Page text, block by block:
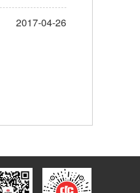
2017-04-26